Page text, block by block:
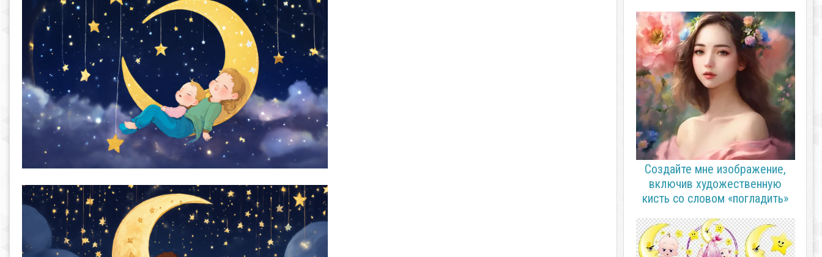
Создайте мне изображение,
включив художественную
кисть со словом «погладить»